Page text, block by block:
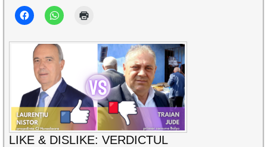
LIKE & DISLIKE: VERDICTUL